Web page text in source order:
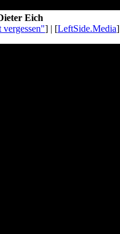
Eich
] | [LeftSide.Media]